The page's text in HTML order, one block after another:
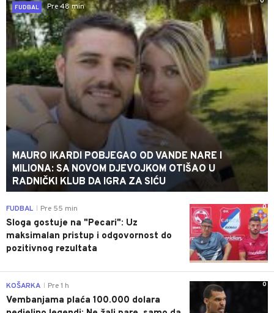
FUDBAL
Pre 48 min
MAURO IKARDI POBJEGAO OD VANDE NARE I
MILIONA: SA NOVOM DJEVOJKOM OTIŠAO U
RADNIČKI KLUB DA IGRA ZA SIĆU
0
FUDBAL Pre 55 min
Sloga gostuje na "Pecari": Uz
maksimalan pristup i odgovornost do
pozitivnog rezultata
0
KOŠARKA Pre 1 h
Vembanjama plaća 100.000 dolara